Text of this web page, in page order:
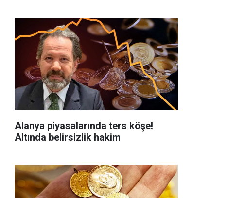
Alanya piyasalarında ters köşe!
Altında belirsizlik hakim